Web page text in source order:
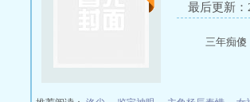
最后更新：
三年痴傻